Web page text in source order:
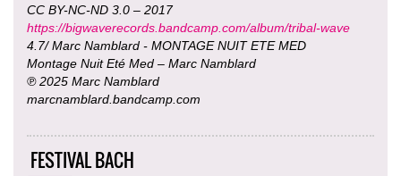
CC BY-NC-ND 3.0 – 2017
https://bigwaverecords.bandcamp.com/album/tribal-wave
4.7/ Marc Namblard - MONTAGE NUIT ETE MED
Montage Nuit Eté Med – Marc Namblard
℗ 2025 Marc Namblard
marcnamblard.bandcamp.com
FESTIVAL BACH